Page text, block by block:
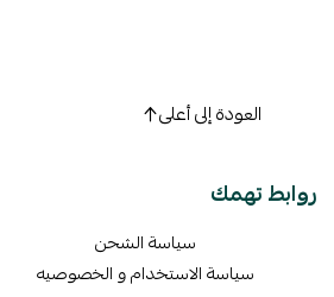
العودة إلى أعلى
روابط تهمك
سياسة الشحن
سياسة الاستخدام و الخصوصيه